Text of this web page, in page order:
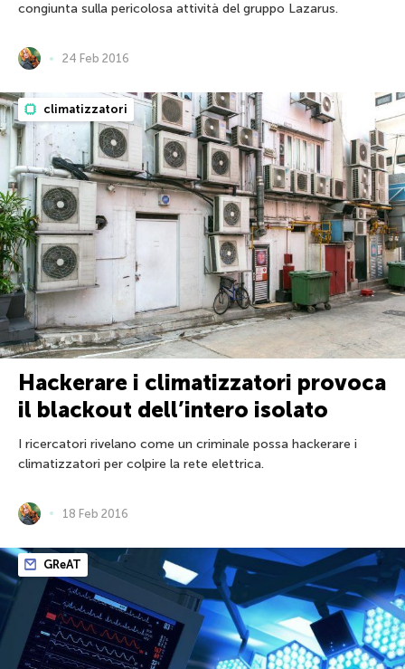
congiunta sulla pericolosa attività del gruppo Lazarus.
24 Feb 2016
climatizzatori
Hackerare i climatizzatori provoca
il blackout dell’intero isolato
I ricercatori rivelano come un criminale possa hackerare i
climatizzatori per colpire la rete elettrica.
18 Feb 2016
GReAT